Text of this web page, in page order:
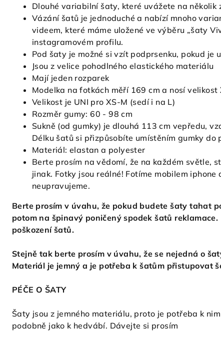
Dlouhé variabilní šaty, které uvážete na několik
Vázání šatů je jednoduché a nabízí mnoho
videem, které máme uložené ve výběru „šaty
instagramovém profilu.
Pod šaty je možné si vzít podprsenku, pokud je
Jsou z velice pohodlného elastického materiálu
Mají jeden rozparek
Modelka na fotkách měří 169 cm a nosí velikost
Velikost je UNI pro XS-M (sedí i na L)
Rozměr gumy: 60 - 98 cm
Sukně (od gumky) je dlouhá 113 cm vepředu,
Délku šatů si přizpůsobíte umístěním gumky do
Materiál: elastan a polyester
Berte prosím na vědomí, že na každém světle,
jinak. Fotky jsou reálné! Fotíme mobilem
neupravujeme.
Berte prosím v úvahu, že pokud budete šaty tahat
potom na špinavý poničený spodek šatů
poškození šatů.
Stejně tak berte prosím v úvahu, že se nejedná o
Materiál je jemný a je potřeba k šatům přistupovat
PÉČE O ŠATY
Šaty jsou z jemného materiálu, proto je potřeba k
podobně jako k hedvábí. Dávejte si prosím